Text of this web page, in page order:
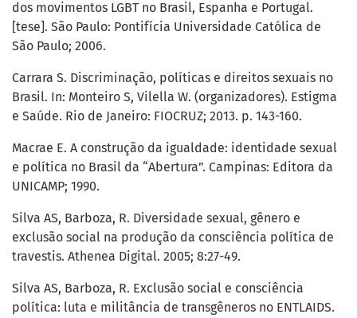
dos movimentos LGBT no Brasil, Espanha e Portugal.
[tese]. São Paulo: Pontifícia Universidade Católica de
São Paulo; 2006.
Carrara S. Discriminação, políticas e direitos sexuais no
Brasil. In: Monteiro S, Vilella W. (organizadores). Estigma
e Saúde. Rio de Janeiro: FIOCRUZ; 2013. p. 143-160.
Macrae E. A construção da igualdade: identidade sexual
e política no Brasil da “Abertura”. Campinas: Editora da
UNICAMP; 1990.
Silva AS, Barboza, R. Diversidade sexual, gênero e
exclusão social na produção da consciência política de
travestis. Athenea Digital. 2005; 8:27-49.
Silva AS, Barboza, R. Exclusão social e consciência
política: luta e militância de transgêneros no ENTLAIDS.